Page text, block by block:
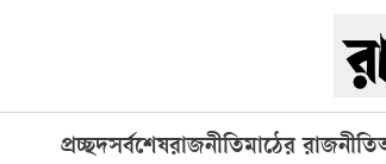
প্রচ্ছদসর্বশেষরাজনীতিমাঠের রাজনীতি